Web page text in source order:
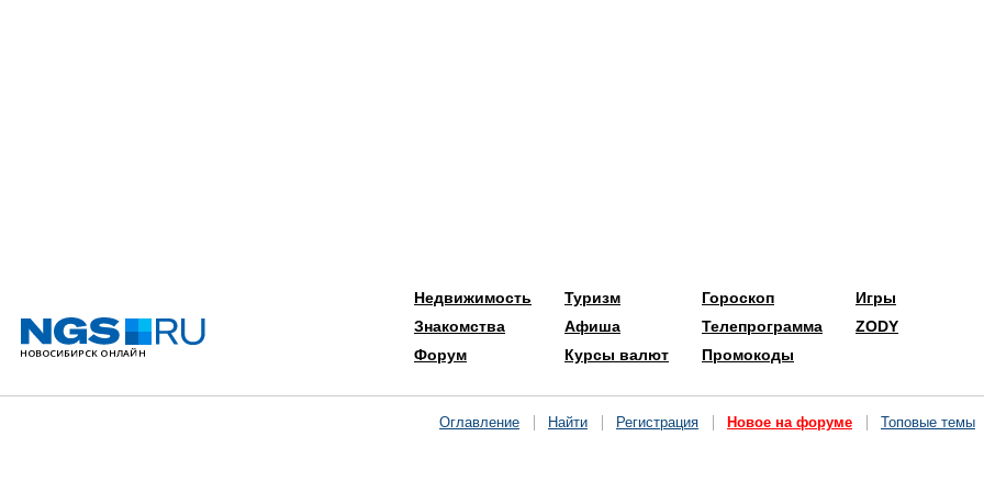
Недвижимость
Знакомства
Форум
Туризм
Афиша
Курсы валют
Гороскоп
Телепрограмма
Промокоды
Игры
ZODY
Оглавление Найти Регистрация Новое на форуме Топовые темы